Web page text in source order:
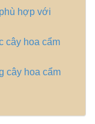
hợp với
cây hoa cẩm
cây hoa cẩm